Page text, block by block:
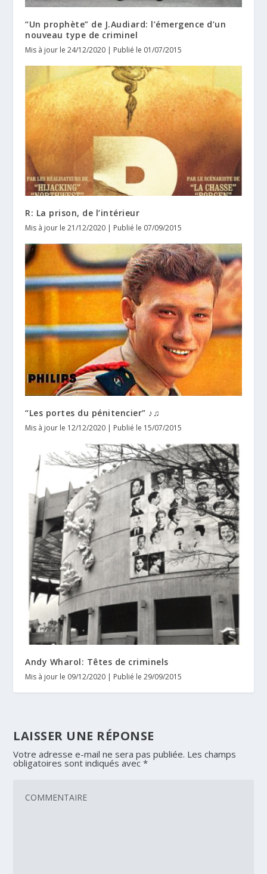
“Un prophète” de J.Audiard: l’émergence d’un
nouveau type de criminel
Mis à jour le 24/12/2020 | Publié le 01/07/2015
R: La prison, de l’intérieur
Mis à jour le 21/12/2020 | Publié le 07/09/2015
“Les portes du pénitencier” ♪♫
Mis à jour le 12/12/2020 | Publié le 15/07/2015
Andy Wharol: Têtes de criminels
Mis à jour le 09/12/2020 | Publié le 29/09/2015
LAISSER UNE RÉPONSE
Votre adresse e-mail ne sera pas publiée. Les champs
obligatoires sont indiqués avec*